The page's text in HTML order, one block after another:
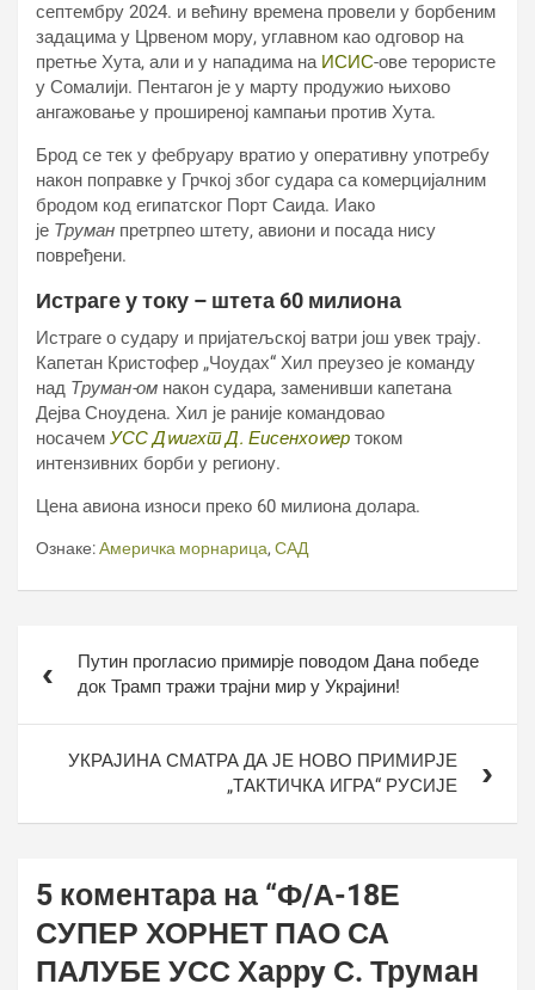
септембру 2024. и већину времена провели у борбеним
задацима у Црвеном мору, углавном као одговор на
претње Хута, али и у нападима на ИСИС-ове терористе
у Сомалији. Пентагон је у марту продужио њихово
ангажовање у проширеној кампањи против Хута.
Брод се тек у фебруару вратио у оперативну употребу
након поправке у Грчкој због судара са комерцијалним
бродом код египатског Порт Саида. Иако
је Труман претрпео штету, авиони и посада нису
повређени.
Истраге у току – штета 60 милиона
Истраге о судару и пријатељској ватри још увек трају.
Капетан Кристофер „Чоудах“ Хил преузео је команду
над Труман-ом након судара, заменивши капетана
Дејва Сноудена. Хил је раније командовао
носачем УСС Дwигхт Д. Еисенхоwер током
интензивних борби у региону.
Цена авиона износи преко 60 милиона долара.
Ознаке:Америчка морнарица, САД
чланкаПутин прогласио примирје поводом Дана победе
док Трамп тражи трајни мир у Украјини!
УКРАЈИНА СМАТРА ДА ЈЕ НОВО ПРИМИРЈЕ
„ТАКТИЧКА ИГРА“ РУСИЈЕ
5 коментара на “Ф/А-18Е
СУПЕР ХОРНЕТ ПАО СА
ПАЛУБЕ УСС Харрy С. Труман